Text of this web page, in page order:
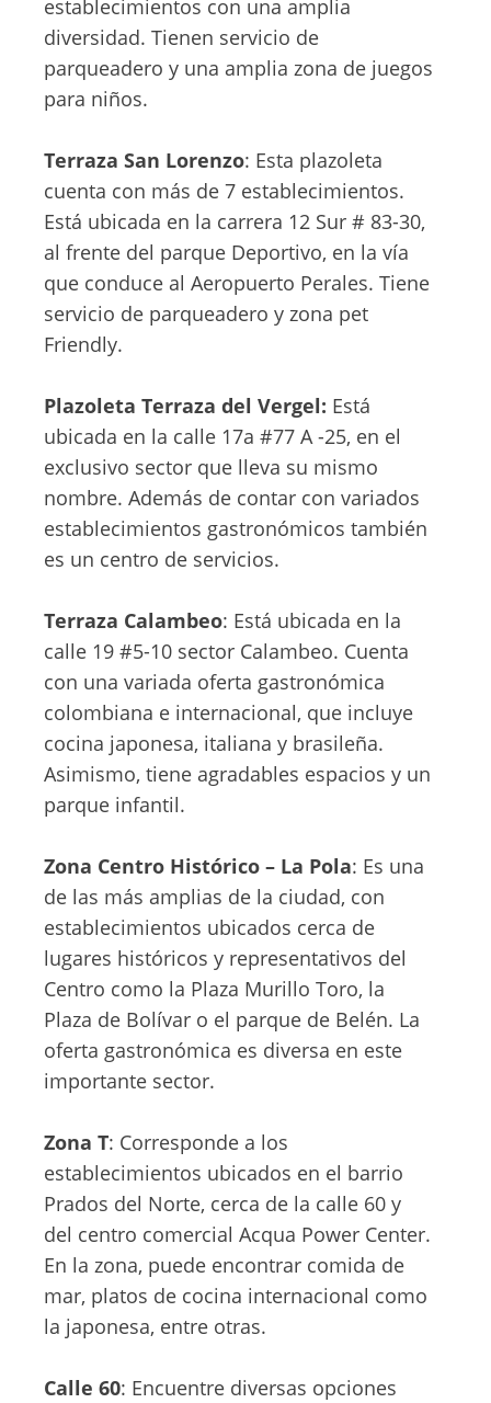
establecimientos con una amplia
diversidad. Tienen servicio de
parqueadero y una amplia zona de juegos
para niños.
Terraza San Lorenzo: Esta plazoleta
cuenta con más de 7 establecimientos.
Está ubicada en la carrera 12 Sur # 83-30,
al frente del parque Deportivo, en la vía
que conduce al Aeropuerto Perales. Tiene
servicio de parqueadero y zona pet
Friendly.
Plazoleta Terraza del Vergel: Está
ubicada en la calle 17a #77 A -25, en el
exclusivo sector que lleva su mismo
nombre. Además de contar con variados
establecimientos gastronómicos también
es un centro de servicios.
Terraza Calambeo: Está ubicada en la
calle 19 #5-10 sector Calambeo. Cuenta
con una variada oferta gastronómica
colombiana e internacional, que incluye
cocina japonesa, italiana y brasileña.
Asimismo, tiene agradables espacios y un
parque infantil.
Zona Centro Histórico – La Pola: Es una
de las más amplias de la ciudad, con
establecimientos ubicados cerca de
lugares históricos y representativos del
Centro como la Plaza Murillo Toro, la
Plaza de Bolívar o el parque de Belén. La
oferta gastronómica es diversa en este
importante sector.
Zona T: Corresponde a los
establecimientos ubicados en el barrio
Prados del Norte, cerca de la calle 60 y
del centro comercial Acqua Power Center.
En la zona, puede encontrar comida de
mar, platos de cocina internacional como
la japonesa, entre otras.
Calle 60: Encuentre diversas opciones